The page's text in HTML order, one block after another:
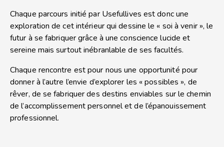
Chaque parcours initié par Usefullives est donc une
exploration de cet intérieur qui dessine le « soi à venir », le
futur à se fabriquer grâce à une conscience lucide et
sereine mais surtout inébranlable de ses facultés.
Chaque rencontre est pour nous une opportunité pour
donner à l’autre l’envie d’explorer les « possibles », de
rêver, de se fabriquer des destins enviables sur le chemin
de l’accomplissement personnel et de l’épanouissement
professionnel.